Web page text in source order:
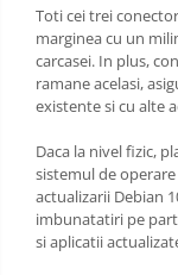
Toti cei trei
marginea cu un
carcasei. In plus,
ramane acelasi,
existente si cu alte
Daca la nivel fizic,
sistemul de
actualizarii Debian
imbunatatiri pe
si aplicatii